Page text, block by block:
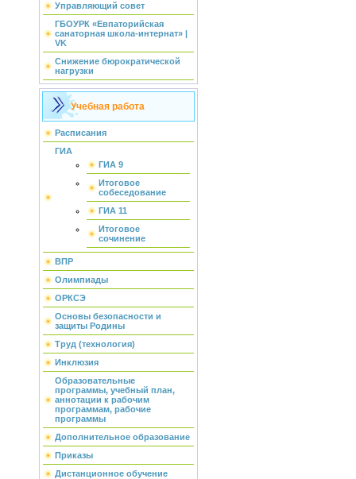
Управляющий совет
ГБОУРК «Евпаторийская
санаторная школа-интернат» |
VK
Снижение бюрократической
нагрузки
Учебная работа
Расписания
ГИА
ГИА 9
Итоговое
собеседование
ГИА 11
Итоговое
сочинение
ВПР
Олимпиады
ОРКСЭ
Основы безопасности и
защиты Родины
Труд (технология)
Инклюзия
Образовательные
программы, учебный план,
аннотации к рабочим
программам, рабочие
программы
Дополнительное образование
Приказы
Дистанционное обучение